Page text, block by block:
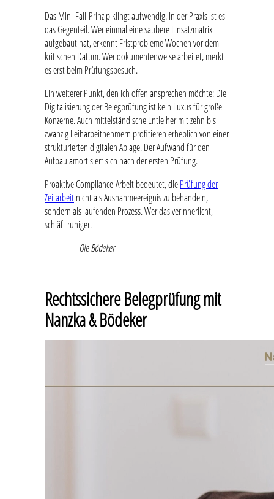
Das Mini-Fall-Prinzip klingt aufwendig. In der Praxis ist es
das Gegenteil. Wer einmal eine saubere Einsatzmatrix
aufgebaut hat, erkennt Fristprobleme Wochen vor dem
kritischen Datum. Wer dokumentenweise arbeitet, merkt
es erst beim Prüfungsbesuch.
Ein weiterer Punkt, den ich offen ansprechen möchte: Die
Digitalisierung der Belegprüfung ist kein Luxus für große
Konzerne. Auch mittelständische Entleiher mit zehn bis
zwanzig Leiharbeitnehmern profitieren erheblich von einer
strukturierten digitalen Ablage. Der Aufwand für den
Aufbau amortisiert sich nach der ersten Prüfung.
Proaktive Compliance-Arbeit bedeutet, diePrüfung der
Zeitarbeitnicht als Ausnahmeereignis zu behandeln,
sondern als laufenden Prozess. Wer das verinnerlicht,
schläft ruhiger.
— Ole Bödeker
Rechtssichere Belegprüfung mit
Nanzka & Bödeker